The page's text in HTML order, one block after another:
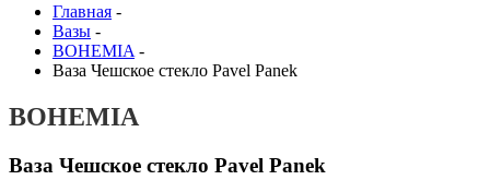
Главная -
Вазы -
BOHEMIA -
Ваза Чешское стекло Pavel Panek
BOHEMIA
Ваза Чешское стекло Pavel Panek